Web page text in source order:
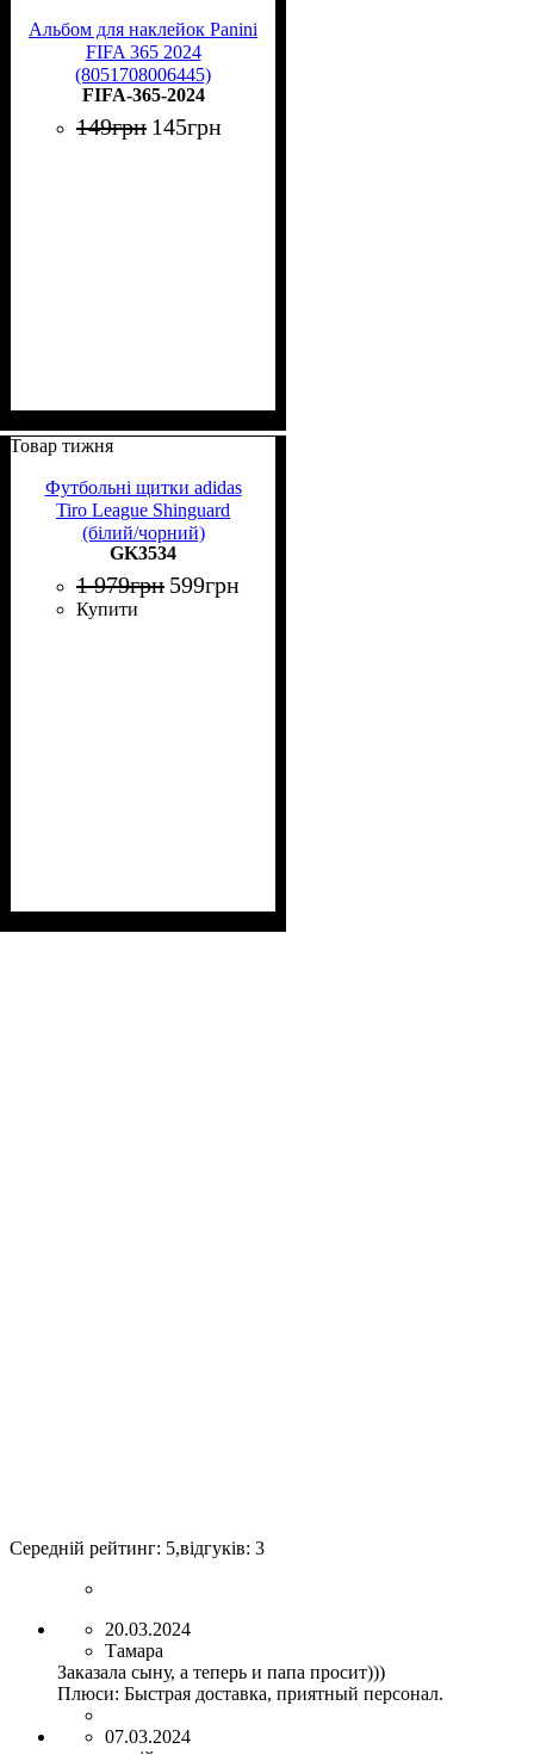
Альбом для наклейок Panini
FIFA 365 2024
(8051708006445)
FIFA-365-2024
149грн 145грн
Товар тижня
Футбольні щитки adidas
Tiro League Shinguard
(білий/чорний)
GK3534
1 979грн 599грн
Купити
Середній рейтинг: 5,відгуків: 3
20.03.2024
Тамара
Заказала сыну, а теперь и папа просит)))
Плюси: Быстрая доставка, приятный персонал.
07.03.2024